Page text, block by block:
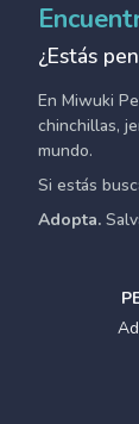
¿Estás
En Miwuki
chinchillas,
mundo.
Si estás
Adopta.